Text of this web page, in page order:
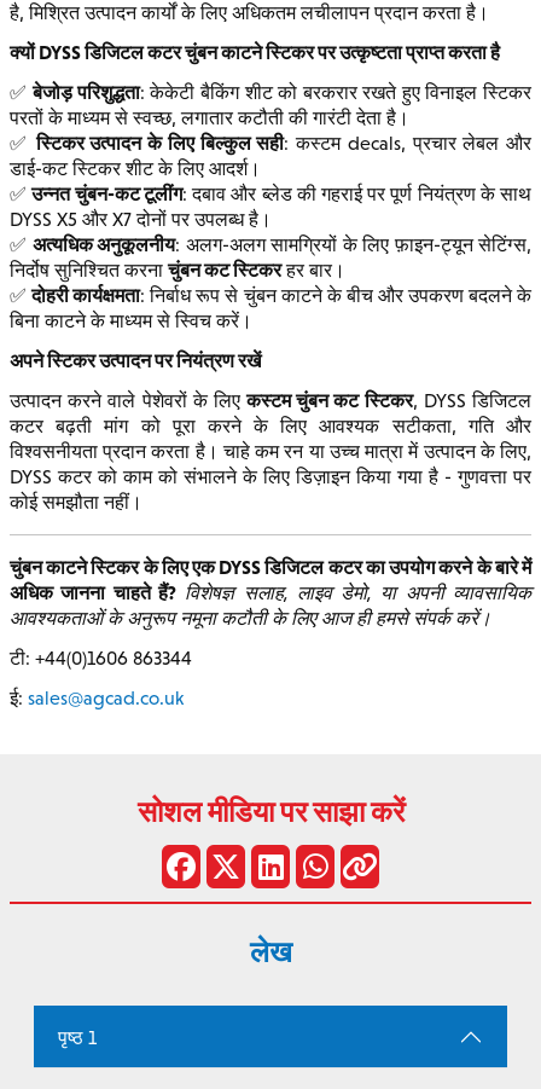
है, मिश्रित उत्पादन कार्यों के लिए अधिकतम लचीलापन प्रदान करता है।
क्यों DYSS डिजिटल कटर चुंबन काटने स्टिकर पर उत्कृष्टता प्राप्त करता है
✅बेजोड़ परिशुद्धता: केकेटी बैकिंग शीट को बरकरार रखते हुए विनाइल स्टिकर
परतों के माध्यम से स्वच्छ, लगातार कटौती की गारंटी देता है।
✅स्टिकर उत्पादन के लिए बिल्कुल सही: कस्टम decals, प्रचार लेबल और
डाई-कट स्टिकर शीट के लिए आदर्श।
✅उन्नत चुंबन-कट टूलींग: दबाव और ब्लेड की गहराई पर पूर्ण नियंत्रण के साथ
DYSS X5 और X7 दोनों पर उपलब्ध है।
✅ अत्यधिक अनुकूलनीय: अलग-अलग सामग्रियों के लिए फ़ाइन-ट्यून सेटिंग्स,
निर्दोष सुनिश्चित करनाचुंबन कट स्टिकरहर बार।
✅दोहरी कार्यक्षमता: निर्बाध रूप से चुंबन काटने के बीच और उपकरण बदलने के
बिना काटने के माध्यम से स्विच करें।
अपने स्टिकर उत्पादन पर नियंत्रण रखें
उत्पादन करने वाले पेशेवरों के लिएकस्टम चुंबन कट स्टिकर, DYSS डिजिटल
कटर बढ़ती मांग को पूरा करने के लिए आवश्यक सटीकता, गति और
विश्वसनीयता प्रदान करता है। चाहे कम रन या उच्च मात्रा में उत्पादन के लिए,
DYSS कटर को काम को संभालने के लिए डिज़ाइन किया गया है - गुणवत्ता पर
कोई समझौता नहीं।
चुंबन काटने स्टिकर के लिए एक DYSS डिजिटल कटर का उपयोग करने के बारे में
अधिक जानना चाहते हैं? विशेषज्ञ सलाह, लाइव डेमो, या अपनी व्यावसायिक
आवश्यकताओं के अनुरूप नमूना कटौती के लिए आज ही हमसे संपर्क करें।
टी: +44(0)1606 863344
ई: sales@agcad.co.uk
सोशल मीडिया पर साझा करें
लेख
पृष्ठ 1